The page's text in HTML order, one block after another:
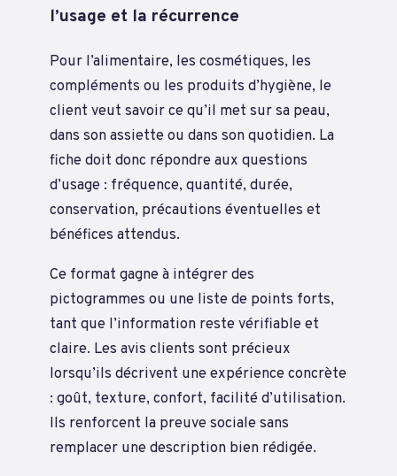
l’usage et la récurrence
Pour l’alimentaire, les cosmétiques, les
compléments ou les produits d’hygiène, le
client veut savoir ce qu’il met sur sa peau,
dans son assiette ou dans son quotidien. La
fiche doit donc répondre aux questions
d’usage : fréquence, quantité, durée,
conservation, précautions éventuelles et
bénéfices attendus.
Ce format gagne à intégrer des
pictogrammes ou une liste de points forts,
tant que l’information reste vérifiable et
claire. Les avis clients sont précieux
lorsqu’ils décrivent une expérience concrète
: goût, texture, confort, facilité d’utilisation.
Ils renforcent la preuve sociale sans
remplacer une description bien rédigée.